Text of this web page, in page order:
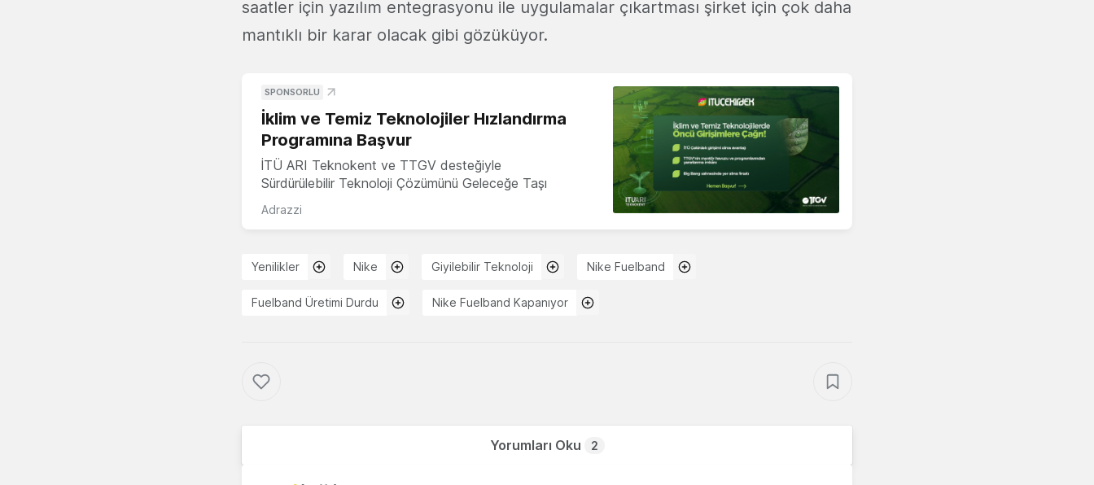
saatler için yazılım entegrasyonu ile uygulamalar çıkartması şirket için çok daha
mantıklı bir karar olacak gibi gözüküyor.
SPONSORLU
İklim ve Temiz Teknolojiler Hızlandırma
Programına Başvur
İTÜ ARI Teknokent ve TTGV desteğiyle
Sürdürülebilir Teknoloji Çözümünü Geleceğe Taşı
Adrazzi
Yenilikler Nike Giyilebilir Teknoloji Nike Fuelband
Fuelband Üretimi Durdu Nike Fuelband Kapanıyor
Yorumları Oku 2